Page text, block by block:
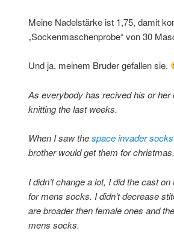
Meine Nadelstärke ist 1,75, damit
„Sockenmaschenprobe“ von 30
Und ja, meinem Bruder gefallen sie.
As everybody has recived his or
knitting the last weeks.
When I saw thespace invader
brother would get them for christmas.
I didn’t change a lot, I did the cast
for mens socks. I didn’t decrease
are broader then female ones and
mens socks.